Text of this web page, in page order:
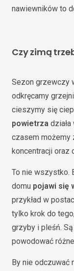
nawiewników to
Czy zimą
Sezon grzewczy
odkręcamy
cieszymy się
powietrza
czasem możemy
koncentracji oraz
To nie wszystko.
domu pojawi się
przykład w
tylko krok do
grzyby i pleśń.
powodować
By nie odczuwać